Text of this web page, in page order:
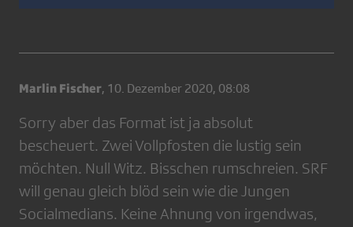
Marlin Fischer, 10. Dezember 2020, 08:08
Sorry aber das Format ist ja absolut
bescheuert. Zwei Vollpfosten die lustig sein
möchten. Null Witz. Bisschen rumschreien. SRF
will genau gleich blöd sein wie die Jungen
Socialmedians. Keine Ahnung von irgendwas,